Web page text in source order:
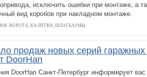
исключить ошибки при монтаже, а
вид коробов при накладном монтаже.
ВОРОТА, КАЛИТКИ, ШЛАГБАУМЫ
продаж новых серий гаражных
DoorHan
DoorHan Санкт-Петербург информирует